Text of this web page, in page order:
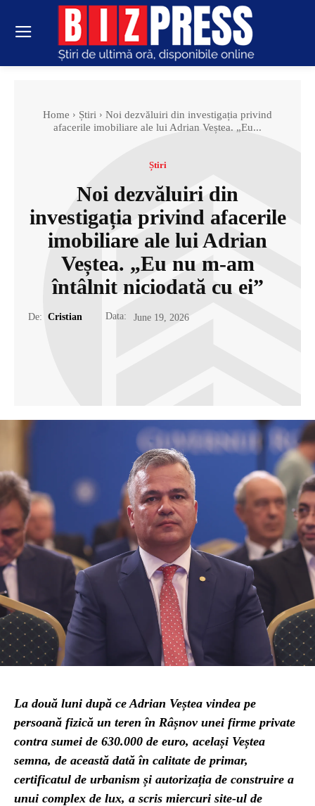
Home Știri
Noi dezvăluiri din investigația privind
afacerile imobiliare ale lui Adrian Veștea. „Eu...
Știri
Noi dezvăluiri din
investigația privind afacerile
imobiliare ale lui Adrian
Veștea. „Eu nu m-am
întâlnit niciodată cu ei”
De: Cristian Data: June 19, 2026
La două luni după ce Adrian Veștea vindea pe
persoană fizică un teren în Râșnov unei firme private
contra sumei de 630.000 de euro, același Veștea
semna, de această dată în calitate de primar,
certificatul de urbanism și autorizația de construire a
unui complex de lux, a scris miercuri site-ul de